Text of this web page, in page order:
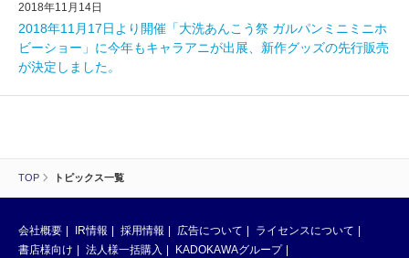
TOP トピックス一覧
2018年11月14日
2018年11月17日より開催「大洗あんこう祭 ガルパンミニミニホ
ビーショー」に今年もキャラアニが出展、新作グッズの先行販売
が決定しました。
会社概要 IR情報 採用情報 広告について
ライセンスについて
書店様向け
法人様一括購入
KADOKAWAグループ